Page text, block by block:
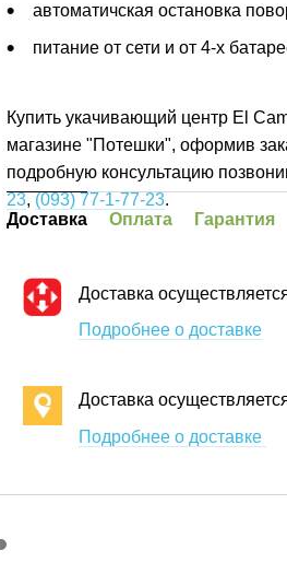
автоматичская остановка
питание от сети и от 4-х
Купить укачивающий центр El
магазине "Потешки", оформив
подробную консультацию
23, (093) 77-1-77-23.
Доставка
Оплата Гарантия
Доставка
Подробнее о доставке
Доставка
Подробнее о доставке